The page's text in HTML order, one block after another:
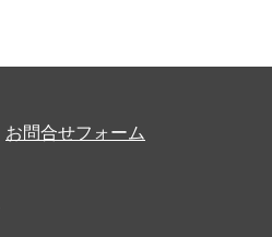
お問合せフォーム